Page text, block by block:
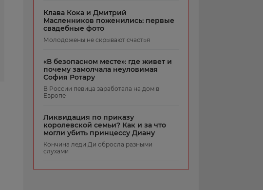
Клава Кока и Дмитрий
Масленников поженились: первые
свадебные фото
Молодожены не скрывают счастья
«В безопасном месте»: где живет и
почему замолчала неуловимая
София Ротару
В России певица заработала на дом в
Европе
Ликвидация по приказу
королевской семьи? Как и за что
могли убить принцессу Диану
Кончина леди Ди обросла разными
слухами